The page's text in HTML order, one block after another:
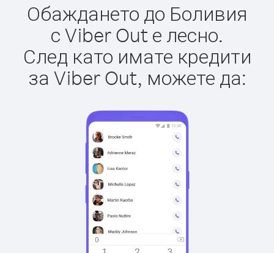
Обаждането до Боливия
с Viber Out е лесно.
След като имате кредити
за Viber Out, можете да: